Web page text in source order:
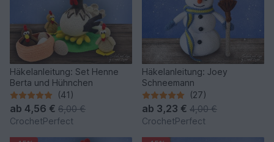
Häkelanleitung: Set Henne
Berta und Hühnchen
(41)
ab 4,56 € 6,00 €
CrochetPerfect
Häkelanleitung: Joey
Schneemann
(27)
ab 3,23 € 4,00 €
CrochetPerfect